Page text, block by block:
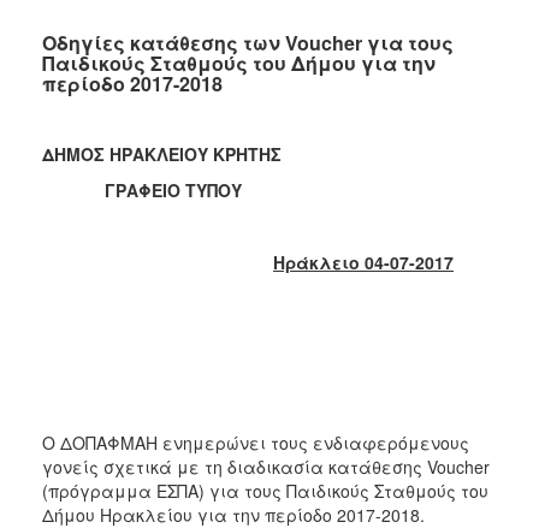
2022
2010
2006
Οδηγίες κατάθεσης των Voucher για τους
Παιδικούς Σταθμούς του Δήμου για την
περίοδο 2017-2018
ΔΗΜΟΣ ΗΡΑΚΛΕΙΟΥ ΚΡΗΤΗΣ
ΓΡΑΦΕΙΟ ΤΥΠΟΥ
Ηράκλειο 04-07-2017
Ο ΔΟΠΑΦΜΑΗ ενημερώνει τους ενδιαφερόμενους
γονείς σχετικά με τη διαδικασία κατάθεσης Voucher
(πρόγραμμα ΕΣΠΑ) για τους Παιδικούς Σταθμούς του
Δήμου Ηρακλείου για την περίοδο 2017-2018.